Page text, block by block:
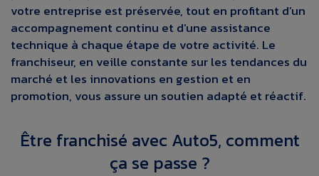
votre entreprise est préservée, tout en profitant d’un
accompagnement continu et d’une assistance
technique à chaque étape de votre activité. Le
franchiseur, en veille constante sur les tendances du
marché et les innovations en gestion et en
promotion, vous assure un soutien adapté et réactif.
Être franchisé avec Auto5, comment
ça se passe ?